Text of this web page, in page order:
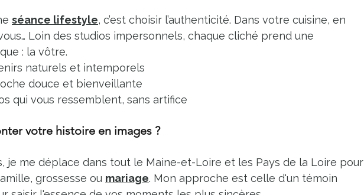
séance lifestyle, c’est choisir l’authenticité. Dans votre cuisine, en
Loin des studios impersonnels, chaque cliché prend une
: la vôtre.
naturels et intemporels
douce et bienveillante
qui vous ressemblent, sans artifice
votre histoire en images ?
je me déplace dans tout le Maine-et-Loire et les Pays de la Loire pour
grossesse ou mariage. Mon approche est celle d'un témoin